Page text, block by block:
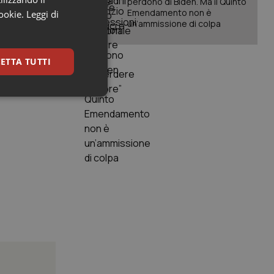
Emendamento non è
un’ammissione di colpa
Leggi di
TUTTI